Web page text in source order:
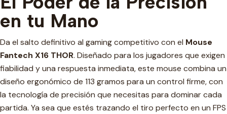
en tu Mano
Da el salto definitivo al gaming competitivo con el Mouse
Fantech X16 THOR. Diseñado para los jugadores que exigen
fiabilidad y una respuesta inmediata, este mouse combina un
diseño ergonómico de 113 gramos para un control firme, con
la tecnología de precisión que necesitas para dominar cada
partida. Ya sea que estés trazando el tiro perfecto en un FPS